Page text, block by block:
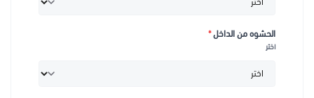
الحشوه من الداخل*
اختر